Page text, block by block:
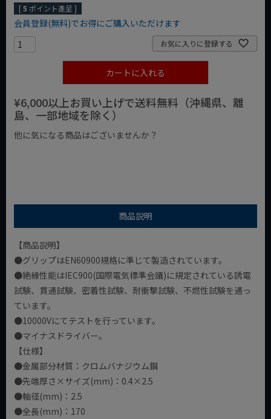
[5 ポイント進呈 ]
会員登録(無料)でお得にご購入いただけます
お気に入りに登録する
カートに入れる
¥6,000以上お買い上げで送料無料（沖縄県、離
島、一部地域を除く）
他に気になる商品はございませんか？
商品説明
【商品説明】
●グリップはEN60900規格に準じて製造されています。
●絶縁性能はIEC900(国際電気標準会議)に規定されている誘電
試験、貫通試験、密着性試験、耐衝撃試験、不燃性試験を通っ
ています。
●10000Vにてテストを行っています。
●マイナスドライバー。
【仕様】
●金属部分材質：クロムバナジウム鋼
●先端厚さ×サイズ(mm)：0.4×2.5
●軸径(mm)：2.5
●全長(mm)：170